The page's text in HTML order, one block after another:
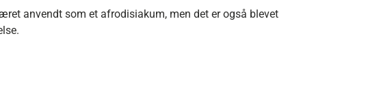
anvendt som et afrodisiakum, men det er også blevet